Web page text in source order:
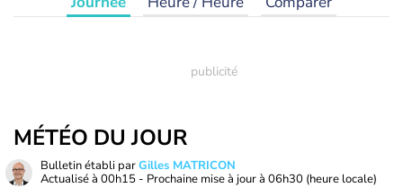
MÉTÉO DU JOUR
Bulletin établi parGilles MATRICON
Actualisé à 00h15 - Prochaine mise à jour à 06h30 (heure locale)